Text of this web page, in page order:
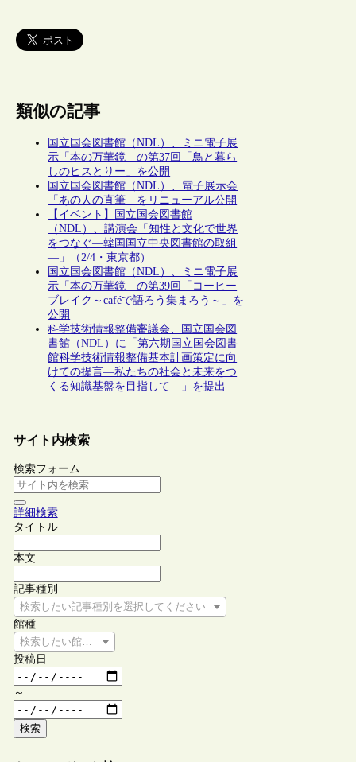
類似の記事
国立国会図書館（NDL）、ミニ電子展
示「本の万華鏡」の第37回「鳥と暮ら
しのヒスとりー」を公開
国立国会図書館（NDL）、電子展示会
「あの人の直筆」をリニューアル公開
【イベント】国立国会図書館
（NDL）、講演会「知性と文化で世界
をつなぐ―韓国国立中央図書館の取組
―」（2/4・東京都）
国立国会図書館（NDL）、ミニ電子展
示「本の万華鏡」の第39回「コーヒー
ブレイク～caféで語ろう集まろう～」を
公開
科学技術情報整備審議会、国立国会図
書館（NDL）に「第六期国立国会図書
館科学技術情報整備基本計画策定に向
けての提言―私たちの社会と未来をつ
くる知識基盤を目指して―」を提出
サイト内検索
検索フォーム
詳細検索
タイトル
本文
記事種別
検索したい記事種別を選択してください
館種
検索したい館種を選択してください
投稿日
～
検索